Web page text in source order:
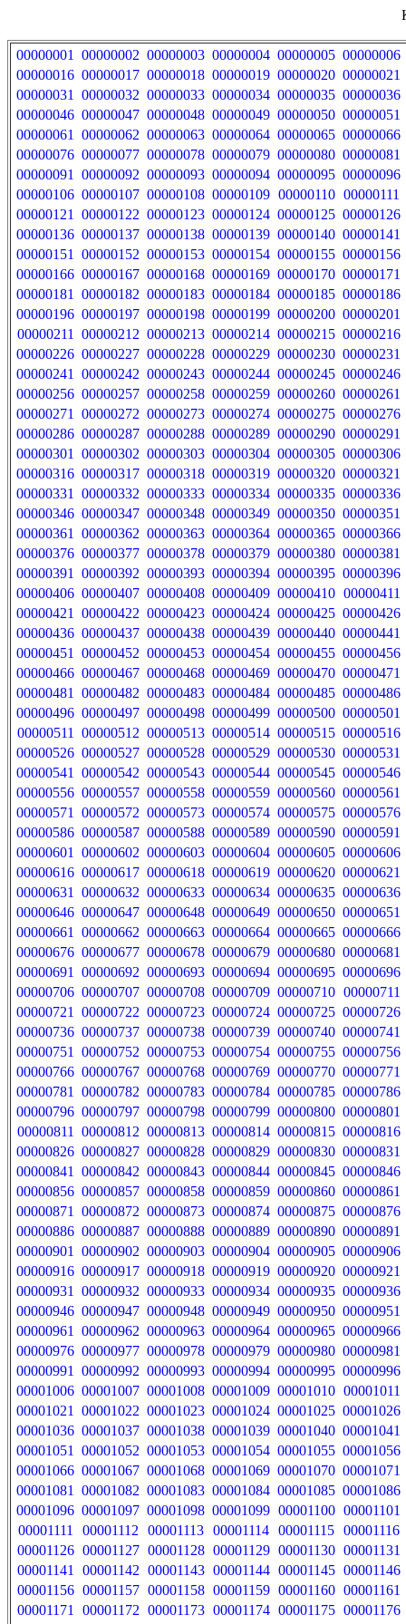
00000001 00000002 00000003 00000004 00000005 00000006
00000016 00000017 00000018 00000019 00000020 00000021
00000031
00000032 00000033 00000034 00000035 00000036
00000046 00000047 00000048 00000049 00000050 00000051
00000061
00000062 00000063 00000064 00000065 00000066
00000076 00000077 00000078 00000079 00000080 00000081
00000091
00000092 00000093 00000094 00000095 00000096
00000106 00000107 00000108 00000109 00000110 00000111
00000121
00000122 00000123 00000124 00000125 00000126
00000136 00000137 00000138 00000139 00000140 00000141
00000151
00000152 00000153 00000154 00000155 00000156
00000166 00000167 00000168 00000169 00000170 00000171
00000181
00000182 00000183 00000184 00000185 00000186
00000196 00000197 00000198 00000199 00000200 00000201
00000211
00000212 00000213 00000214 00000215 00000216
00000226 00000227 00000228 00000229 00000230 00000231
00000241
00000242 00000243 00000244 00000245 00000246
00000256 00000257 00000258 00000259 00000260 00000261
00000271
00000272 00000273 00000274 00000275 00000276
00000286 00000287 00000288 00000289 00000290 00000291
00000301
00000302 00000303 00000304 00000305 00000306
00000316 00000317 00000318 00000319 00000320 00000321
00000331
00000332 00000333 00000334 00000335 00000336
00000346 00000347 00000348 00000349 00000350 00000351
00000361
00000362 00000363 00000364 00000365 00000366
00000376 00000377 00000378 00000379 00000380 00000381
00000391
00000392 00000393 00000394 00000395 00000396
00000406 00000407 00000408 00000409 00000410 00000411
00000421
00000422 00000423 00000424 00000425 00000426
00000436 00000437 00000438 00000439 00000440 00000441
00000451
00000452 00000453 00000454 00000455 00000456
00000466 00000467 00000468 00000469 00000470 00000471
00000481
00000482 00000483 00000484 00000485 00000486
00000496 00000497 00000498 00000499 00000500 00000501
00000511
00000512 00000513 00000514 00000515 00000516
00000526 00000527 00000528 00000529 00000530 00000531
00000541
00000542 00000543 00000544 00000545 00000546
00000556 00000557 00000558 00000559 00000560 00000561
00000571
00000572 00000573 00000574 00000575 00000576
00000586 00000587 00000588 00000589 00000590 00000591
00000601
00000602 00000603 00000604 00000605 00000606
00000616 00000617 00000618 00000619 00000620 00000621
00000631
00000632 00000633 00000634 00000635 00000636
00000646 00000647 00000648 00000649 00000650 00000651
00000661
00000662 00000663 00000664 00000665 00000666
00000676 00000677 00000678 00000679 00000680 00000681
00000691
00000692 00000693 00000694 00000695 00000696
00000706 00000707 00000708 00000709 00000710 00000711
00000721
00000722 00000723 00000724 00000725 00000726
00000736 00000737 00000738 00000739 00000740 00000741
00000751
00000752 00000753 00000754 00000755 00000756
00000766 00000767 00000768 00000769 00000770 00000771
00000781
00000782 00000783 00000784 00000785 00000786
00000796 00000797 00000798 00000799 00000800 00000801
00000811
00000812 00000813 00000814 00000815 00000816
00000826 00000827 00000828 00000829 00000830 00000831
00000841
00000842 00000843 00000844 00000845 00000846
00000856 00000857 00000858 00000859 00000860 00000861
00000871
00000872 00000873 00000874 00000875 00000876
00000886 00000887 00000888 00000889 00000890 00000891
00000901
00000902 00000903 00000904 00000905 00000906
00000916 00000917 00000918 00000919 00000920 00000921
00000931
00000932 00000933 00000934 00000935 00000936
00000946 00000947 00000948 00000949 00000950 00000951
00000961
00000962 00000963 00000964 00000965 00000966
00000976 00000977 00000978 00000979 00000980 00000981
00000991
00000992 00000993 00000994 00000995 00000996
00001006 00001007 00001008 00001009 00001010 00001011
00001021
00001022 00001023 00001024 00001025 00001026
00001036 00001037 00001038 00001039 00001040 00001041
00001051
00001052 00001053 00001054 00001055 00001056
00001066 00001067 00001068 00001069 00001070 00001071
00001081
00001082 00001083 00001084 00001085 00001086
00001096 00001097 00001098 00001099 00001100 00001101
00001111
00001112 00001113 00001114 00001115 00001116
00001126 00001127 00001128 00001129 00001130 00001131
00001141
00001142 00001143 00001144 00001145 00001146
00001156 00001157 00001158 00001159 00001160 00001161
00001171
00001172 00001173 00001174 00001175 00001176